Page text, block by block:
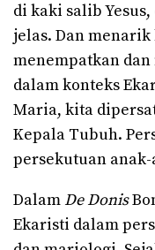
di kaki salib
jelas. Dan
menempatkan
dalam konteks
Maria, kita
Kepala Tubuh.
persekutuan
Dalam De Donis
Ekaristi dalam